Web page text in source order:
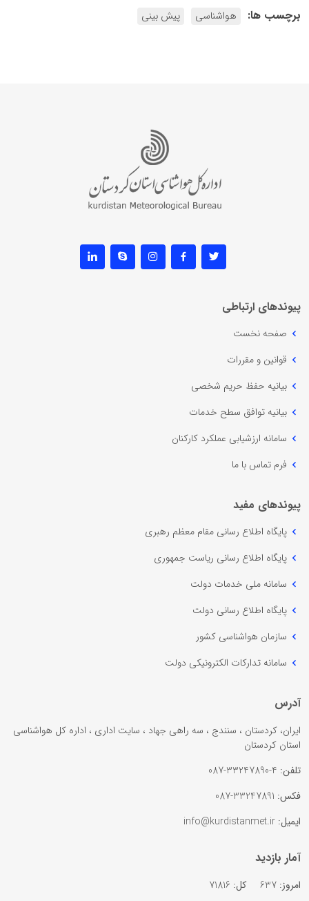
برچسب ها: هواشناسی پیش بینی
پیوندهای ارتباطی
صفحه نخست
قوانین و مقررات
بیانیه حفظ حریم شخصی
بیانیه توافق سطح خدمات
سامانه ارزشیابی عملکرد کارکنان
فرم تماس با ما
پیوندهای مفید
پایگاه اطلاع رسانی مقام معظم رهبری
پایگاه اطلاع رسانی ریاست جمهوری
سامانه ملی خدمات دولت
پایگاه اطلاع رسانی دولت
سازمان هواشناسی کشور
سامانه تدارکات الکترونیکی دولت
آدرس
ایران، کردستان ، سنندج ، سه راهی جهاد ، سایت اداری ، اداره کل هواشناسی
استان کردستان
تلفن:
فکس:
ایمیل:
آمار بازدید
امروز: کل: